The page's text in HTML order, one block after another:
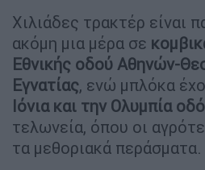
Χιλιάδες τρακτέρ είναι
ακόμη μια μέρα σε
Εθνικής οδού Αθηνών-
Εγνατίας, ενώ μπλόκα
Ιόνια και την Ολυμπία οδό
τελωνεία, όπου οι
τα μεθοριακά περάσματα.